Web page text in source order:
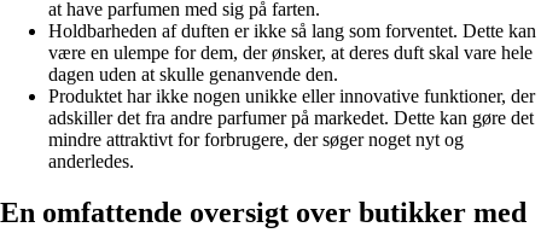
at have parfumen med sig på farten.
Holdbarheden af duften er ikke så lang som forventet. Dette kan
være en ulempe for dem, der ønsker, at deres duft skal vare hele
dagen uden at skulle genanvende den.
Produktet har ikke nogen unikke eller innovative funktioner, der
adskiller det fra andre parfumer på markedet. Dette kan gøre det
mindre attraktivt for forbrugere, der søger noget nyt og
anderledes.
En omfattende oversigt over butikker med